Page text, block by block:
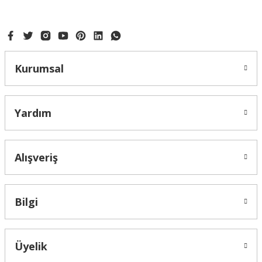
Kurumsal
Yardım
Alışveriş
Bilgi
Üyelik